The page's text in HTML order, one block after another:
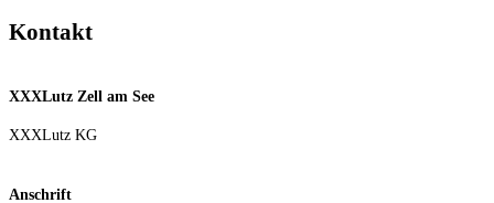
Kontakt
XXXLutz Zell am See
XXXLutz KG
Anschrift